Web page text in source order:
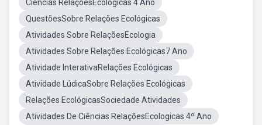
Ciencias RelaçõesEcologicas 4 Ano
QuestõesSobre Relações Ecológicas
Atividades Sobre RelaçõesEcologia
Atividades Sobre Relações Ecológicas7 Ano
Atividade InterativaRelações Ecológicas
Atividade LúdicaSobre Relações Ecológicas
Relações EcológicasSociedade Atividades
Atividades De Ciências RelaçõesEcologicas 4º Ano